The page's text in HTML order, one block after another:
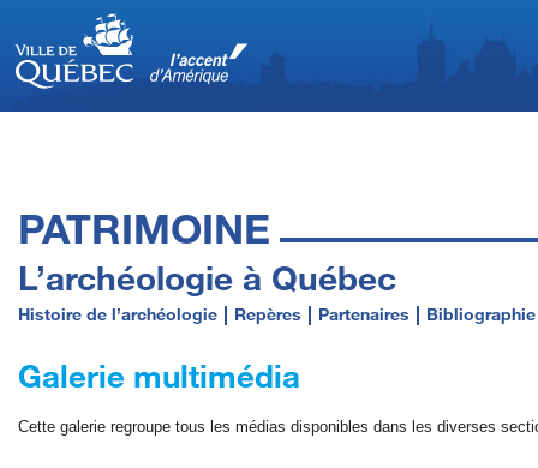
PATRIMOINE
L’archéologie à Québec
Histoire de l’archéologie Repères Partenaires Bibliographie
Galerie multimédia
Cette galerie regroupe tous les médias disponibles dans les diverses